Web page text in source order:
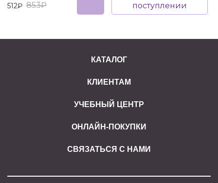
512₽ 853₽
поступлении
КАТАЛОГ
КЛИЕНТАМ
УЧЕБНЫЙ ЦЕНТР
ОНЛАЙН-ПОКУПКИ
СВЯЗАТЬСЯ С НАМИ